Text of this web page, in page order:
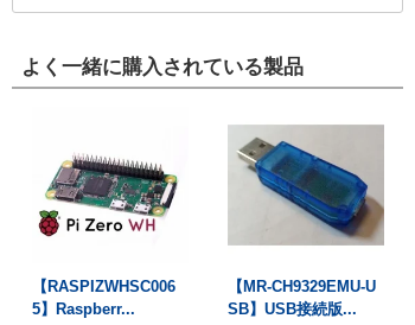
よく一緒に購入されている製品
【RASPIZWHSC006
5】Raspberr...
【MR-CH9329EMU-U
SB】USB接続版...